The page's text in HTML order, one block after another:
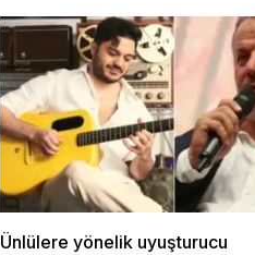
Ünlülere yönelik uyuşturucu